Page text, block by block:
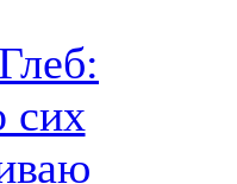
сих